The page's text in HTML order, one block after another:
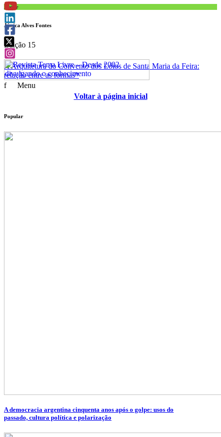
f Menu
Autor
Jéssica Alves Fontes
Edição 15
A Arquitetura do Convento dos Lóios de Santa Maria da Feira:
relação entre as formas*
Voltar à página inicial
Popular
A democracia argentina cinquenta anos após o golpe: usos do
passado, cultura política e polarização